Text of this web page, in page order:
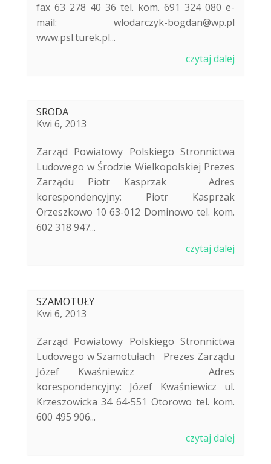
fax 63 278 40 36 tel. kom. 691 324 080 e-
mail: wlodarczyk-bogdan@wp.pl
www.psl.turek.pl...
czytaj dalej
SRODA
Kwi 6, 2013
Zarząd Powiatowy Polskiego Stronnictwa
Ludowego w Środzie Wielkopolskiej Prezes
Zarządu Piotr Kasprzak Adres
korespondencyjny: Piotr Kasprzak
Orzeszkowo 10 63-012 Dominowo tel. kom.
602 318 947...
czytaj dalej
SZAMOTUŁY
Kwi 6, 2013
Zarząd Powiatowy Polskiego Stronnictwa
Ludowego w Szamotułach Prezes Zarządu
Józef Kwaśniewicz Adres
korespondencyjny: Józef Kwaśniewicz ul.
Krzeszowicka 34 64-551 Otorowo tel. kom.
600 495 906...
czytaj dalej